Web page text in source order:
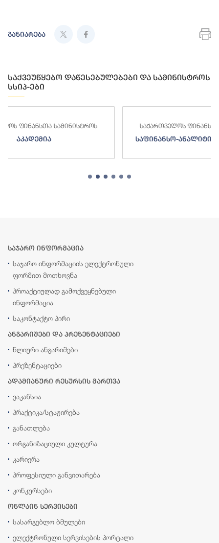
გაზიარება
საქვეუწყებო დაწესებულებები და სამინისტროს
სსიპ-ები
საქართველოს ფინანსთა სამინისტროს
საფინანსო-ანალიტიკური სამსახური
საჯარო ინფორმაცია
საჯარო ინფორმაციის ელექტრონული
ფორმით მოთხოვნა
პროაქტიულად გამოქვეყნებული
ინფორმაცია
საკონტაქტო პირი
ანგარიშები და პრეზენტაციები
წლიური ანგარიშები
პრეზენტაციები
ადამიანური რესურსის მართვა
ვაკანსია
პრაქტიკა/სტაჟირება
განათლება
ორგანიზაციული კულტურა
კარიერა
პროფესიული განვითარება
კონკურსები
ონლაინ სერვისები
სასარგებლო ბმულები
ელექტრონული სერვისების პორტალი